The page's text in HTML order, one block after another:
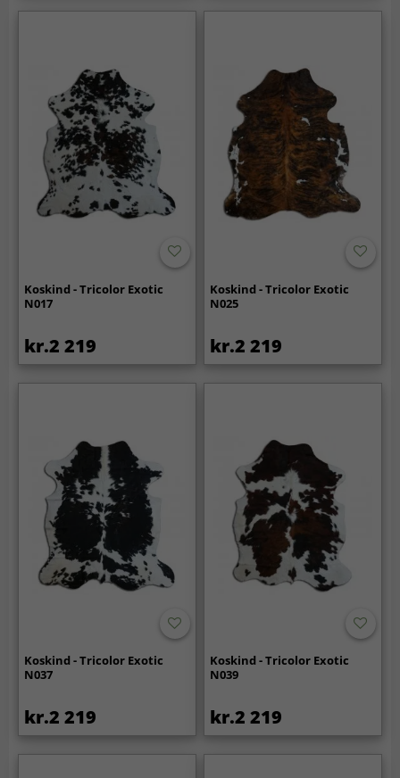
Koskind - Tricolor Exotic
N017
kr.2 219
Koskind - Tricolor Exotic
N025
kr.2 219
Koskind - Tricolor Exotic
N037
kr.2 219
Koskind - Tricolor Exotic
N039
kr.2 219